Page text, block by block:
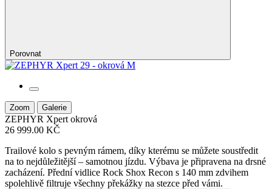
Porovnat
Zoom Galerie
ZEPHYR Xpert okrová
26 999.00 KČ
Trailové kolo s pevným rámem, díky kterému se můžete soustředit
na to nejdůležitější – samotnou jízdu. Výbava je připravena na drsné
zacházení. Přední vidlice Rock Shox Recon s 140 mm zdvihem
spolehlivě filtruje všechny překážky na stezce před vámi.